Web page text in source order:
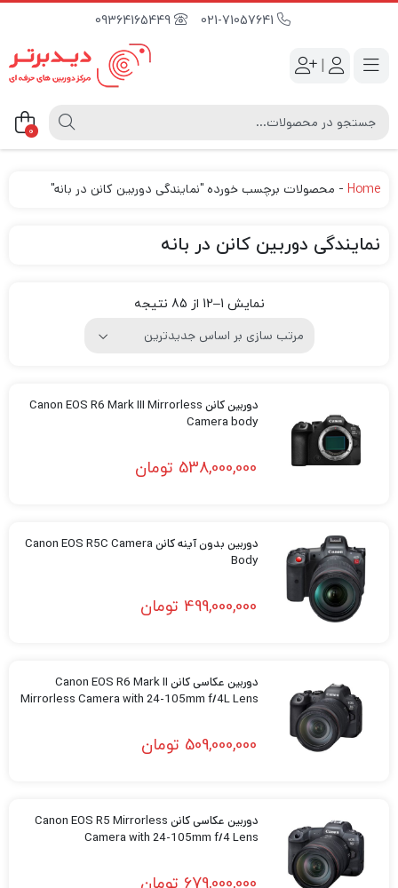
09364165449
|
0
Home
- محصولات برچسب خورده "نمایندگی دوربین کانن در بانه"
نمایندگی دوربین کانن در بانه
نمایش 1–12 از 85 نتیجه
دوربین کانن Canon EOS R6 Mark III Mirrorless
Camera body
538,000,000 تومان
دوربین بدون آینه کانن Canon EOS R5C Camera
Body
499,000,000 تومان
دوربین عکاسی کانن Canon EOS R6 Mark II
Mirrorless Camera with 24-105mm f/4L Lens
509,000,000 تومان
دوربین عکاسی کانن Canon EOS R5 Mirrorless
Camera with 24-105mm f/4 Lens